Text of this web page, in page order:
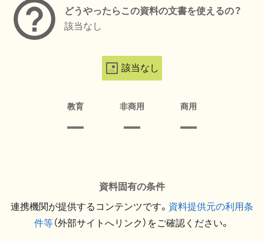
どうやったらこの資料の文書を使えるの？
該当なし
該当なし
教育 非商用 商用
資料固有の条件
連携機関が提供するコンテンツです。 資料提供元の利用条
件等（外部サイトへリンク）をご確認ください。